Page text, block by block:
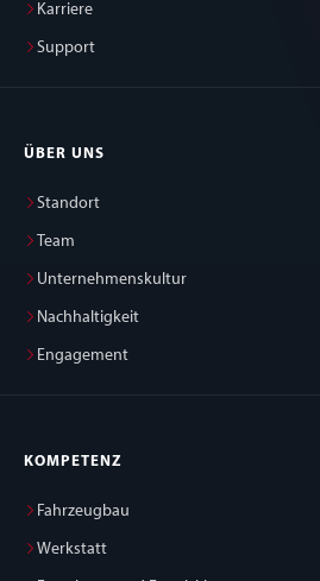
Karriere
Support
ÜBER UNS
Standort
Team
Unternehmenskultur
Nachhaltigkeit
Engagement
KOMPETENZ
Fahrzeugbau
Werkstatt